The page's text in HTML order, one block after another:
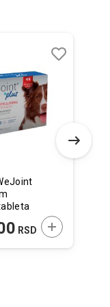
RSD DODAJTE U